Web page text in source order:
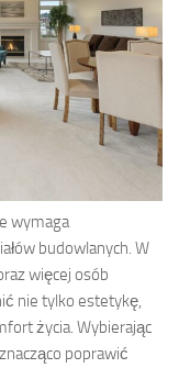
wymaga
budowlanych. W
więcej osób
nie tylko estetykę,
życia. Wybierając
poprawić